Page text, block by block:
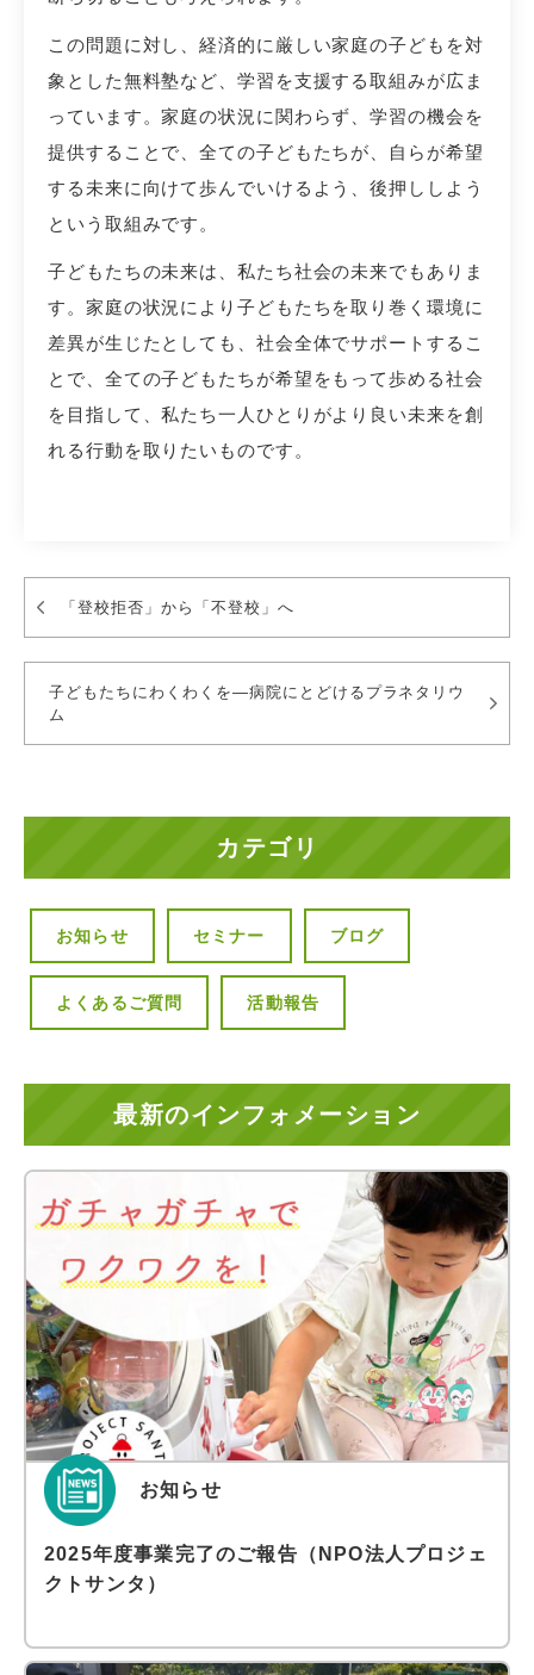
この問題に対し、経済的に厳しい家庭の子どもを対
象とした無料塾など、学習を支援する取組みが広ま
っています。家庭の状況に関わらず、学習の機会を
提供することで、全ての子どもたちが、自らが希望
する未来に向けて歩んでいけるよう、後押ししよう
という取組みです。
子どもたちの未来は、私たち社会の未来でもありま
す。家庭の状況により子どもたちを取り巻く環境に
差異が生じたとしても、社会全体でサポートするこ
とで、全ての子どもたちが希望をもって歩める社会
を目指して、私たち一人ひとりがより良い未来を創
れる行動を取りたいものです。
「登校拒否」から「不登校」へ
子どもたちにわくわくを―病院にとどけるプラネタリウ
ム
カテゴリ
お知らせ セミナー ブログ
よくあるご質問 活動報告
最新のインフォメーション
お知らせ
2025年度事業完了のご報告（NPO法人プロジェ
クトサンタ）